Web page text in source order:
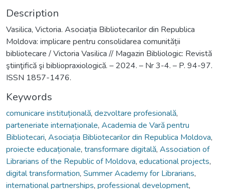
Description
Vasilica, Victoria. Asociația Bibliotecarilor din Republica
Moldova: implicare pentru consolidarea comunității
bibliotecare / Victoria Vasilica // Magazin Bibliologic: Revistă
ştiinţifică şi bibliopraxiologică. – 2024. – Nr 3-4. – P. 94-97.
ISSN 1857-1476.
Keywords
comunicare instituțională, dezvoltare profesională,
parteneriate internaționale, Academia de Vară pentru
Bibliotecari, Asociația Bibliotecarilor din Republica Moldova,
proiecte educaționale, transformare digitală, Association of
Librarians of the Republic of Moldova, educational projects,
digital transformation, Summer Academy for Librarians,
international partnerships, professional development,